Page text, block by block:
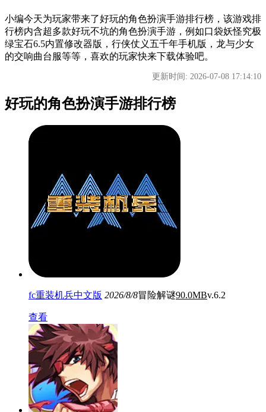
小编今天为玩家带来了好玩的角色扮演手游排行榜，该游戏排
行榜内含超多款好玩不坑的角色扮演手游，例如口袋妖怪究极
绿宝石6.5内置修改器版，行侠仗义五千年手机版，龙与少女
的交响曲台服等等，喜欢的玩家快来下载体验吧。
更新时间: 2026-07-08 17:14:10
好玩的角色扮演手游排行榜
fc重装机兵中文版 2026/8/8冒险解谜90.0MBv.6.2
查看